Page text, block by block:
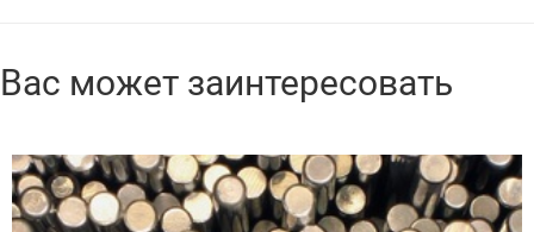
Вас может заинтересовать